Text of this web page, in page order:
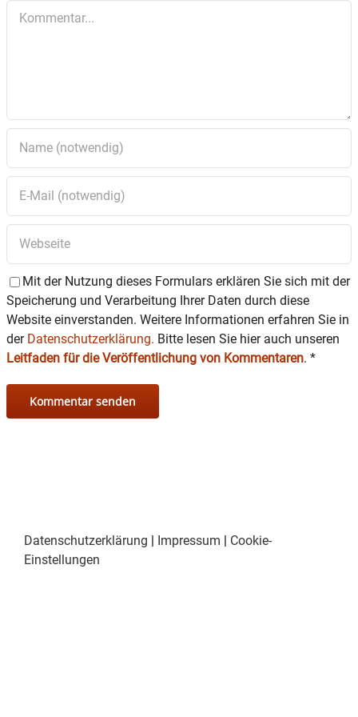
Mit der Nutzung dieses Formulars erklären Sie sich mit der
Speicherung und Verarbeitung Ihrer Daten durch diese
Website einverstanden. Weitere Informationen erfahren Sie in
der Datenschutzerklärung. Bitte lesen Sie hier auch unseren
Leitfaden für die Veröffentlichung von Kommentaren. *
Datenschutzerklärung | Impressum | Cookie-
Einstellungen